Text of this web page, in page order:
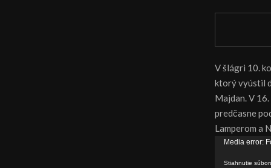
V šlágri 10.
ktorý vyústil
Majdan. V
predčasne
Lamperom a
Media error:
Stiahnutie